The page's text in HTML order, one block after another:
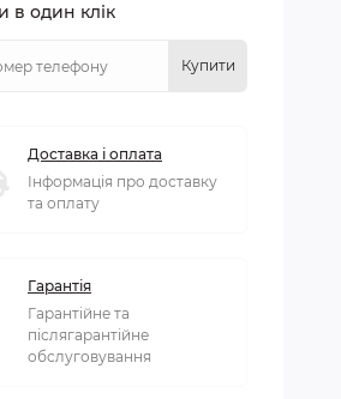
в один клік
Купити
Доставка і оплата
Інформація про доставку
та оплату
Гарантія
Гарантійне та
післягарантійне
обслуговування